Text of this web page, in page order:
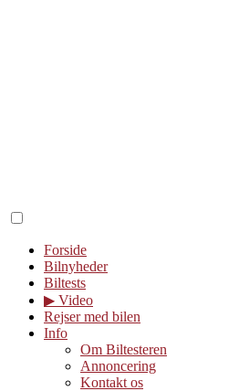
Forside
Bilnyheder
Biltests
▶︎ Video
Rejser med bilen
Info
Om Biltesteren
Annoncering
Kontakt os